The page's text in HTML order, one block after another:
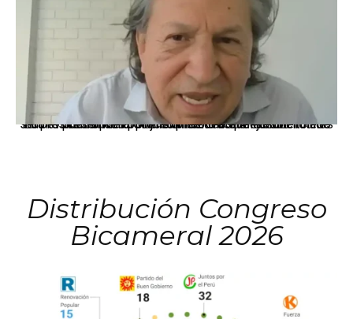
La presidenta Keiko Fujimori informó que la solicitud de indulto presentada por el expresidente Alejandro Toledo será evaluada por la Comisión de Gracias Presidenciales conforme al procedimiento establecido.
Distribución Congreso
Bicameral 2026